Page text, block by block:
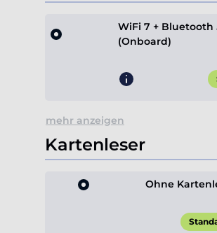
WiFi 7 + Bluetooth
(Onboard)
mehr anzeigen
Kartenleser
Ohne